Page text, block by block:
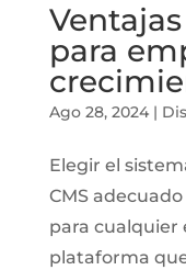
para
Ago 28, 2024|
Elegir el
CMS
para cualquier
plataforma